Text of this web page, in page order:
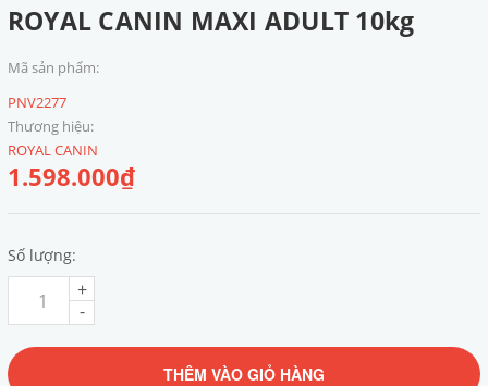
ROYAL CANIN MAXI ADULT 10kg
Mã sản phẩm:
PNV2277
Thương hiệu:
ROYAL CANIN
1.598.000₫
Số lượng:
-
+
THÊM VÀO GIỎ HÀNG